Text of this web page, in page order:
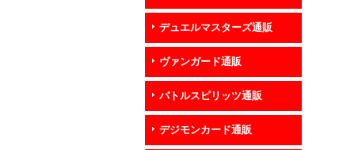
デュエルマスターズ通販
ヴァンガード通販
バトルスピリッツ通販
デジモンカード通販